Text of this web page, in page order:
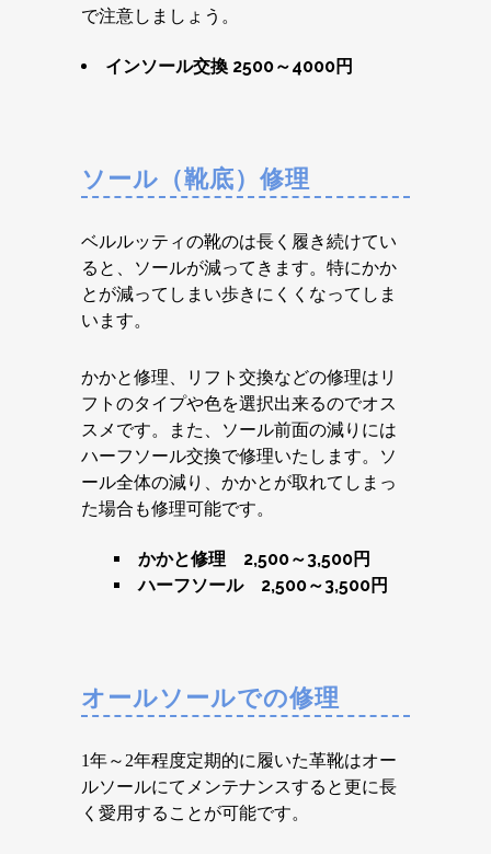
で注意しましょう。
インソール交換 2500～4000円
ソール（靴底）修理
ベルルッティの靴のは長く履き続けてい
ると、ソールが減ってきます。特にかか
とが減ってしまい歩きにくくなってしま
います。
かかと修理、リフト交換などの修理はリ
フトのタイプや色を選択出来るのでオス
スメです。また、ソール前面の減りには
ハーフソール交換で修理いたします。ソ
ール全体の減り、かかとが取れてしまっ
た場合も修理可能です。
かかと修理 2,500～3,500円
ハーフソール 2,500～3,500円
オールソールでの修理
1年～2年程度定期的に履いた革靴はオー
ルソールにてメンテナンスすると更に長
く愛用することが可能です。